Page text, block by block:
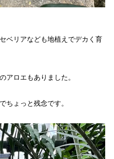
ベリアなども地植えでデカく育
アロエもありました。
ちょっと残念です。